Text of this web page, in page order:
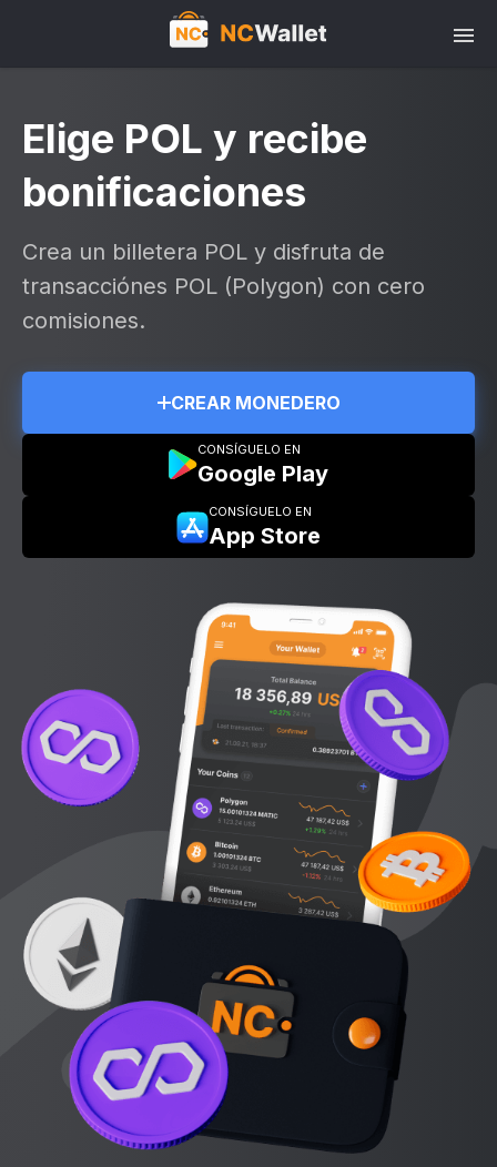
Elige POL y recibe
bonificaciones
Crea un billetera POL y disfruta de
transacciónes POL (Polygon) con cero
comisiones.
CREAR MONEDERO
CONSÍGUELO EN
Google Play
CONSÍGUELO EN
App Store